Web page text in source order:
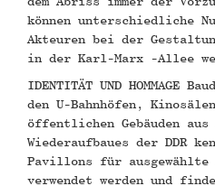
können unterschiedliche
Akteuren bei der
in der Karl-Marx -Allee
IDENTITÄT UND HOMMAGE
den U-Bahnhöfen,
öffentlichen Gebäuden
Wiederaufbaues der DDR
Pavillons für ausgewählte
verwendet werden und